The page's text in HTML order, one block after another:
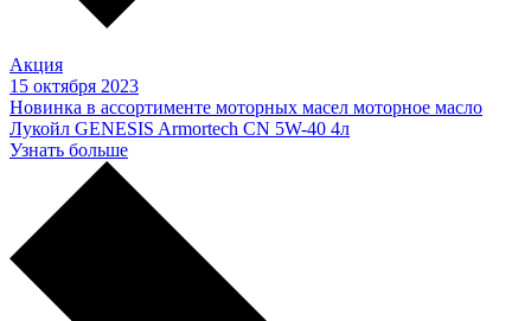
Акция
15 октября 2023
Новинка в ассортименте моторных масел моторное масло
Лукойл GENESIS Armortech CN 5W-40 4л
Узнать больше